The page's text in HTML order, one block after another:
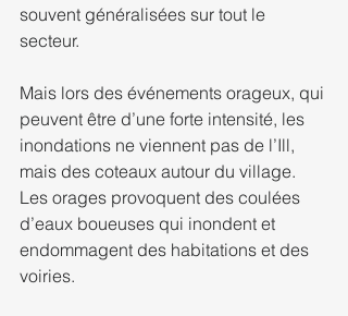
souvent généralisées sur tout le
secteur.
Mais lors des événements orageux, qui
peuvent être d’une forte intensité, les
inondations ne viennent pas de l’Ill,
mais des coteaux autour du village.
Les orages provoquent des coulées
d’eaux boueuses qui inondent et
endommagent des habitations et des
voiries.